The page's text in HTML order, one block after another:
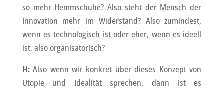
so mehr Hemmschuhe? Also steht der Mensch der
Innovation mehr im Widerstand? Also zumindest,
wenn es technologisch ist oder eher, wenn es ideell
ist, also organisatorisch?
H:Also wenn wir konkret über dieses Konzept von
Utopie und Idealität sprechen, dann ist es